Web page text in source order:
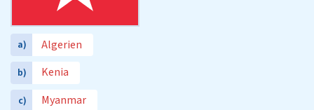
a) Algerien
b) Kenia
c) Myanmar